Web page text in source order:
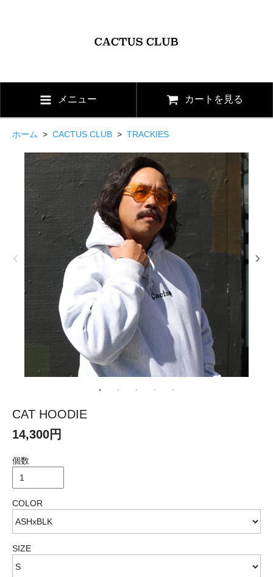
メニュー カートを見る
ホーム > CACTUS CLUB > TRACKIES
CAT HOODIE
14,300円
個数
COLOR
SIZE